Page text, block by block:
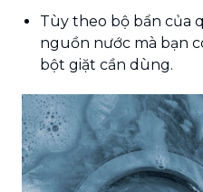
Tùy theo bộ bẩn của
nguồn nước mà bạn
bột giặt cần dùng.